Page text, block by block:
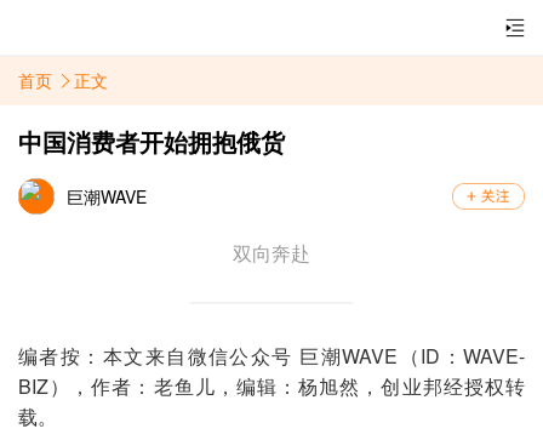
首页 正文
中国消费者开始拥抱俄货
巨潮WAVE
双向奔赴
编者按：本文来自微信公众号 巨潮WAVE（ID：WAVE-
BIZ），作者：老鱼儿，编辑：杨旭然，创业邦经授权转
载。